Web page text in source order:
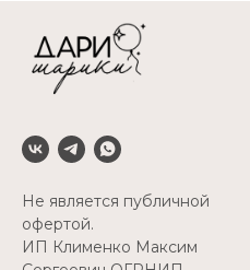
Не является публичной
офертой.
ИП Клименко Максим